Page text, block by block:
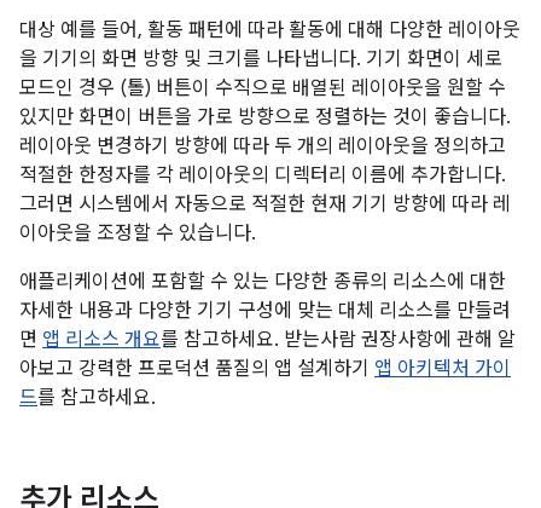
대상 예를 들어, 활동 패턴에 따라 활동에 대해 다양한 레이아웃
을 기기의 화면 방향 및 크기를 나타냅니다. 기기 화면이 세로
모드인 경우 (톨) 버튼이 수직으로 배열된 레이아웃을 원할 수
있지만 화면이 버튼을 가로 방향으로 정렬하는 것이 좋습니다.
레이아웃 변경하기 방향에 따라 두 개의 레이아웃을 정의하고
적절한 한정자를 각 레이아웃의 디렉터리 이름에 추가합니다.
그러면 시스템에서 자동으로 적절한 현재 기기 방향에 따라 레
이아웃을 조정할 수 있습니다.
애플리케이션에 포함할 수 있는 다양한 종류의 리소스에 대한
자세한 내용과 다양한 기기 구성에 맞는 대체 리소스를 만들려
면 앱 리소스 개요를 참고하세요. 받는사람 권장사항에 관해 알
아보고 강력한 프로덕션 품질의 앱 설계하기 앱 아키텍처 가이
드를 참고하세요.
추가 리소스